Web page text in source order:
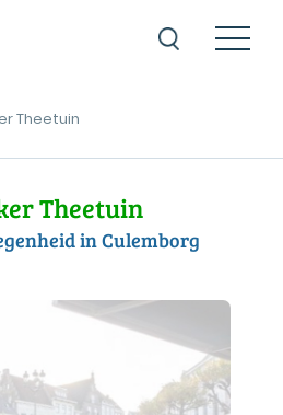
Theetuin
Theetuin
in Culemborg